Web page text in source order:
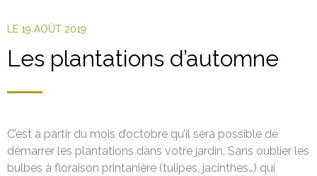
LE 19 AOÛT 2019
Les plantations d’automne
C’est à partir du mois d’octobre qu’il sera possible de
démarrer les plantations dans votre jardin. Sans oublier les
bulbes à floraison printanière (tulipes, jacinthes…) qui